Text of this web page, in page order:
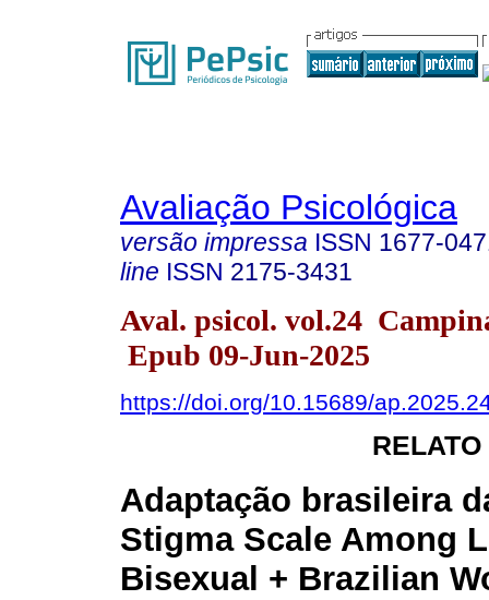
Avaliação Psicológica
versão impressa ISSN 1677-
line ISSN 2175-3431
Aval. psicol. vol.24
Epub 09-Jun-2025
https://doi.org/10.15689/
Adaptação brasileira
Stigma Scale Among
Bisexual + Brazilian